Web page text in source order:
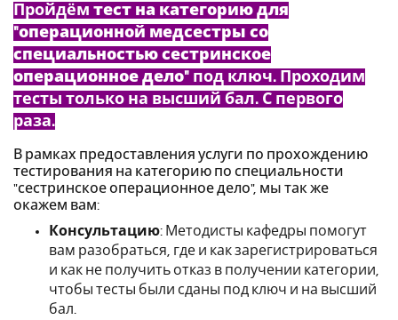
Пройдём тест на категорию для
"операционной медсестры со
специальностью сестринское
операционное дело" под ключ. Проходим
тесты только на высший бал. С первого
раза.
В рамках предоставления услуги по прохождению
тестирования на категорию по специальности
"сестринское операционное дело", мы так же
окажем вам:
Консультацию: Методисты кафедры помогут
вам разобраться, где и как зарегистрироваться
и как не получить отказ в получении категории,
чтобы тесты были сданы под ключ и на высший
бал.